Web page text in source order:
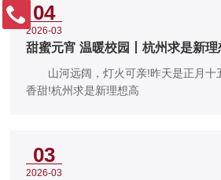
04
2026-03
甜蜜元宵 温暖校园丨杭州求是新
助学子奔赴理想！
山河远阔，灯火可亲!昨天是正月十
香甜!杭州求是新理想高
03
2026-03